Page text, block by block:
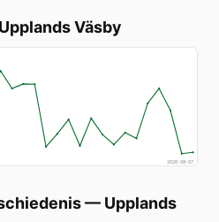
Upplands Väsby
2026-08-07
— Upplands